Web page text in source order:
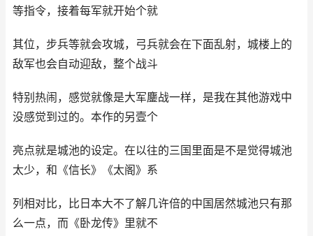
等指令，接着每军就开始个就
其位，步兵等就会攻城，弓兵就会在下面乱射，城楼上的
敌军也会自动迎敌，整个战斗
特别热闹，感觉就像是大军鏖战一样，是我在其他游戏中
没感觉到过的。本作的另壹个
亮点就是城池的设定。在以往的三国里面是不是觉得城池
太少，和《信长》《太阁》系
列相对比，比日本大不了解几许倍的中国居然城池只有那
么一点，而《卧龙传》里就不